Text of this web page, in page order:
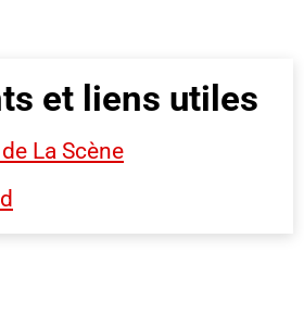
et liens utiles
La Scène